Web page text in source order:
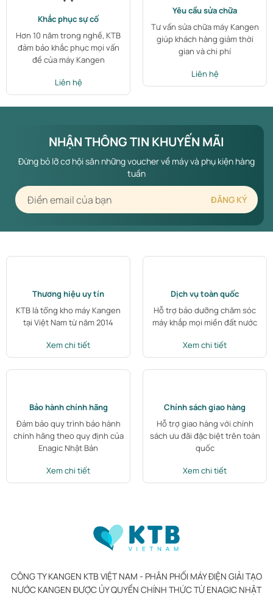
Khắc phục sự cố
Hơn 10 năm trong nghề, KTB
đảm bảo khắc phục mọi vấn
đề của máy Kangen
Liên hệ
Yêu cầu sửa chữa
Tư vấn sửa chữa máy Kangen
giúp khách hàng giảm thời
gian và chi phí
Liên hệ
NHẬN THÔNG TIN KHUYẾN MÃI
Đừng bỏ lỡ cơ hội săn những voucher về máy và phụ kiện hàng
tuần
Thương hiệu uy tín
KTB là tổng kho máy Kangen
tại Việt Nam từ năm 2014
Xem chi tiết
Dịch vụ toàn quốc
Hỗ trợ bảo dưỡng chăm sóc
máy khắp mọi miền đất nước
Xem chi tiết
Bảo hành chính hãng
Đảm bảo quy trình bảo hành
chính hãng theo quy định của
Enagic Nhật Bản
Xem chi tiết
Chính sách giao hàng
Hỗ trợ giao hàng với chính
sách ưu đãi đặc biệt trên toàn
quốc
Xem chi tiết
CÔNG TY KANGEN KTB VIỆT NAM - PHÂN PHỐI MÁY ĐIỆN GIẢI TẠO
NƯỚC KANGEN ĐƯỢC ỦY QUYỀN CHÍNH THỨC TỪ ENAGIC NHẬT